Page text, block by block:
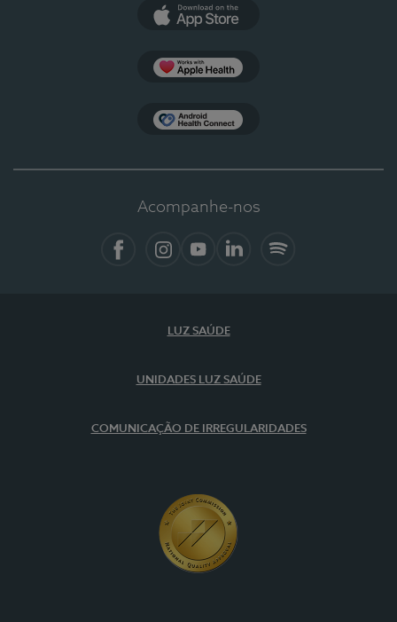
Acompanhe-nos
LUZ SAÚDE
UNIDADES LUZ SAÚDE
COMUNICAÇÃO DE IRREGULARIDADES